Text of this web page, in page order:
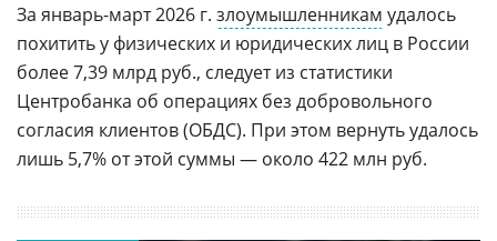
За январь-март 2026 г. злоумышленникам удалось
похитить у физических и юридических лиц в России
более 7,39 млрд руб., следует из статистики
Центробанка об операциях без добровольного
согласия клиентов (ОБДС). При этом вернуть удалось
лишь 5,7% от этой суммы — около 422 млн руб.